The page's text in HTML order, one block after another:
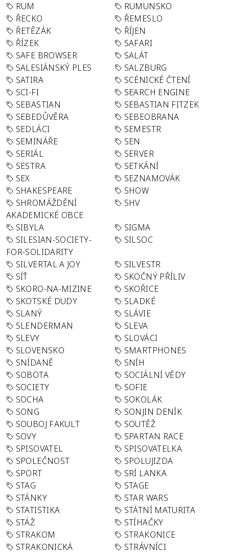
RUM
RUMUNSKO
ŘECKO
ŘEMESLO
ŘETĚZÁK
ŘÍJEN
ŘÍZEK
SAFARI
SAFE BROWSER
SALÁT
SALESIÁNSKÝ PLES
SALZBURG
SATIRA
SCÉNICKÉ ČTENÍ
SCI-FI
SEARCH ENGINE
SEBASTIAN
SEBASTIAN FITZEK
SEBEDŮVĚRA
SEBEOBRANA
SEDLÁCI
SEMESTR
SEMINÁŘE
SEN
SERIÁL
SERVER
SESTRA
SETKÁNÍ
SEX
SEZNAMOVÁK
SHAKESPEARE
SHOW
SHROMÁŽDĚNÍ
AKADEMICKÉ OBCE
SHV
SIBYLA
SIGMA
SILESIAN-SOCIETY-
FOR-SOLIDARITY
SILSOC
SILVERTAL A JOY
SILVESTR
SÍŤ
SKOČNÝ PŘÍLIV
SKORO-NA-MIZINE
SKOŘICE
SKOTSKÉ DUDY
SLADKÉ
SLANÝ
SLÁVIE
SLENDERMAN
SLEVA
SLEVY
SLOVÁCI
SLOVENSKO
SMARTPHONES
SNÍDANĚ
SNÍH
SOBOTA
SOCIÁLNÍ VĚDY
SOCIETY
SOFIE
SOCHA
SOKOLÁK
SONG
SONJIN DENÍK
SOUBOJ FAKULT
SOUTĚŽ
SOVY
SPARTAN RACE
SPISOVATEL
SPISOVATELKA
SPOLEČNOST
SPOLUJIZDA
SPORT
SRÍ LANKA
STAG
STAGE
STÁNKY
STAR WARS
STATISTIKA
STÁTNÍ MATURITA
STÁŽ
STÍHAČKY
STRAKOM
STRAKONICE
STRAKONICKÁ
STRÁVNÍCI